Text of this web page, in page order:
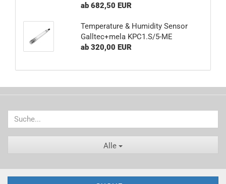
ab 682,50 EUR
Temperature & Humidity Sensor
Galltec+mela KPC1.S/5-ME
ab 320,00 EUR
Alle